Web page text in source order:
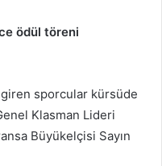
ödül töreni
sporcular kürsüde
Klasman Lideri
Büyükelçisi Sayın